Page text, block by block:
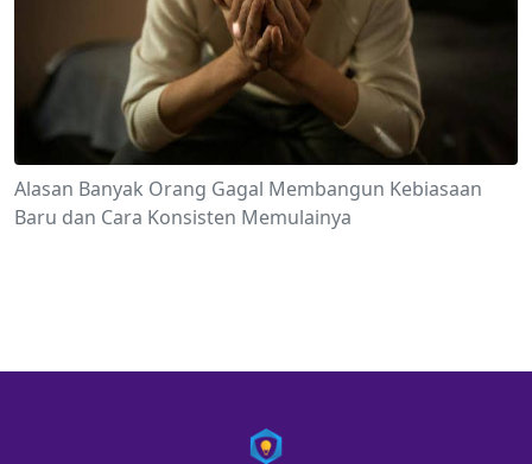
Alasan Banyak Orang Gagal Membangun Kebiasaan
Baru dan Cara Konsisten Memulainya